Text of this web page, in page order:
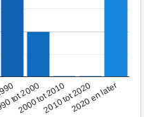
tot 2000
2000 tot 20102010 tot 20202020 en later